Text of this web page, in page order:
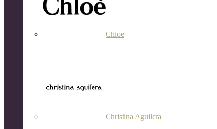
Chloe
Christina Aguilera